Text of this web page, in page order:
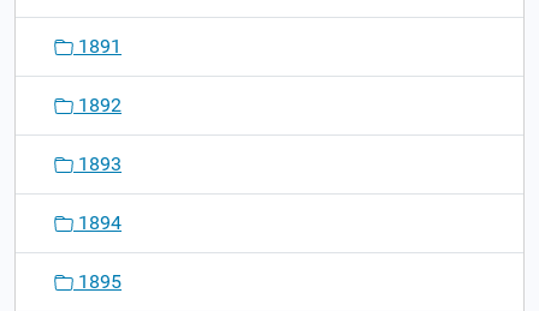
1891
1892
1893
1894
1895